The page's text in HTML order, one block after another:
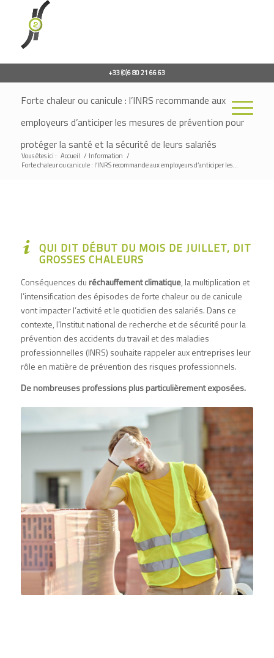
+33 (0)6 80 21 66 63
Forte chaleur ou canicule : l’INRS recommande aux
employeurs d’anticiper les mesures de prévention pour
protéger la santé et la sécurité de leurs salariés
Vous êtes ici : Accueil / Information /
Forte chaleur ou canicule : l’INRS recommande aux employeurs d’anticiper les...
QUI DIT DÉBUT DU MOIS DE JUILLET, DIT
GROSSES CHALEURS
Conséquences du réchauffement climatique, la multiplication et
l’intensification des épisodes de forte chaleur ou de canicule
vont impacter l’activité et le quotidien des salariés. Dans ce
contexte, l’Institut national de recherche et de sécurité pour la
prévention des accidents du travail et des maladies
professionnelles (INRS) souhaite rappeler aux entreprises leur
rôle en matière de prévention des risques professionnels.
De nombreuses professions plus particulièrement exposées.